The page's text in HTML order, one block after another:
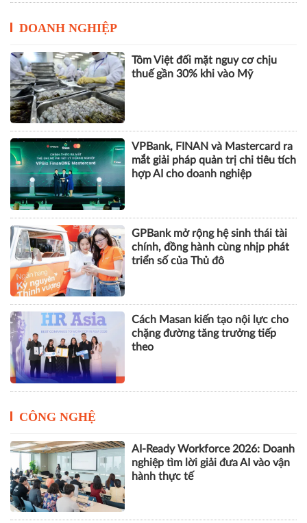
DOANH NGHIỆP
Tôm Việt đối mặt nguy cơ chịu
thuế gần 30% khi vào Mỹ
VPBank, FINAN và Mastercard ra
mắt giải pháp quản trị chi tiêu tích
hợp AI cho doanh nghiệp
GPBank mở rộng hệ sinh thái tài
chính, đồng hành cùng nhịp phát
triển số của Thủ đô
Cách Masan kiến tạo nội lực cho
chặng đường tăng trưởng tiếp
theo
CÔNG NGHỆ
AI-Ready Workforce 2026: Doanh
nghiệp tìm lời giải đưa AI vào vận
hành thực tế